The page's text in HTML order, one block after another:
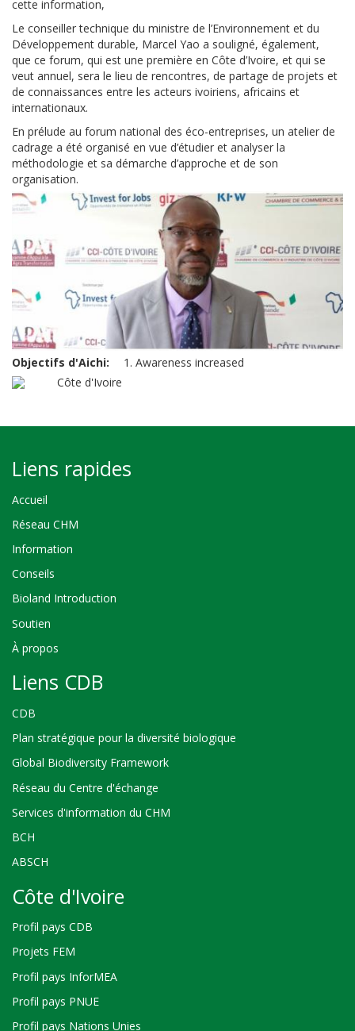
cette information,
Le conseiller technique du ministre de l’Environnement et du
Développement durable, Marcel Yao a souligné, également,
que ce forum, qui est une première en Côte d’Ivoire, et qui se
veut annuel, sera le lieu de rencontres, de partage de projets et
de connaissances entre les acteurs ivoiriens, africains et
internationaux.
En prélude au forum national des éco-entreprises, un atelier de
cadrage a été organisé en vue d’étudier et analyser la
méthodologie et sa démarche d’approche et de son
organisation.
Objectifs d'Aichi
1. Awareness increased
Côte d'Ivoire
Liens rapides
Accueil
Réseau CHM
Information
Conseils
Bioland Introduction
Soutien
À propos
Liens CDB
CDB
Plan stratégique pour la diversité biologique
Global Biodiversity Framework
Réseau du Centre d'échange
Services d'information du CHM
BCH
ABSCH
Côte d'Ivoire
Profil pays CDB
Projets FEM
Profil pays InforMEA
Profil pays PNUE
Profil pays Nations Unies